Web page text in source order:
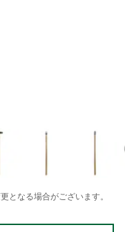
となる場合がございます。